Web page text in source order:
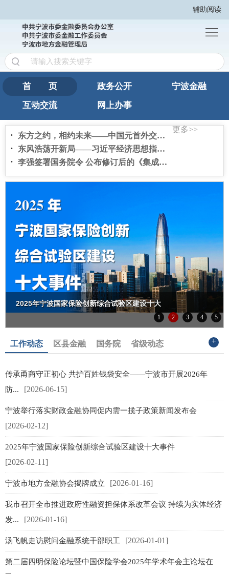
辅助阅读
务
公
宁
波
融
互
交
事
版
首 页 政务公开
宁波金融
互动交流
网上办事
更多>>
东方之约，相约未来——中国元首外交的世界情怀与大国气派
东风浩荡开新局——习近平经济思想指引中国经济高质量发展行稳致远
李强签署国务院令 公布修订后的《集成电路布图设计保护条例》
2025年宁波国家保险创新综合试验区建设十大
事件
1 2 3 4 5
工作动态 区县金融 国务院 省级动态 +
传承甬商守正初心 共护百姓钱袋安全——宁波市开展2026年
防...
[2026-06-15]
宁波举行落实财政金融协同促内需一揽子政策新闻发布会
[2026-02-12]
2025年宁波国家保险创新综合试验区建设十大事件
[2026-02-11]
宁波市地方金融协会揭牌成立 [2026-01-16]
我市召开全市推进政府性融资担保体系改革会议 持续为实体经济
发...
[2026-01-16]
汤飞帆走访慰问金融系统干部职工 [2026-01-01]
第二届四明保险论坛暨中国保险学会2025年学术年会主论坛在